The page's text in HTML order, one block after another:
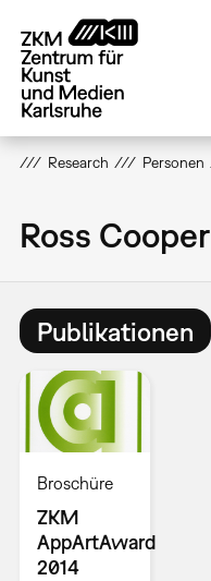
zum
Inhalt
Research Personen
Ross Cooper
Publikationen
Broschüre
ZKM
AppArtAward
2014